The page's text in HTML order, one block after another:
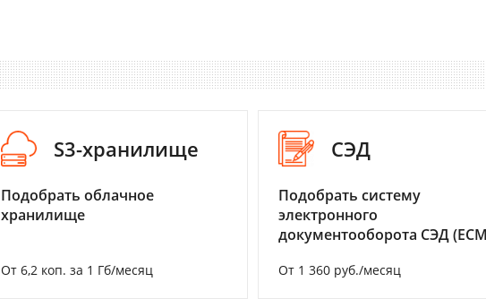
S3-хранилище
Подобрать облачное
хранилище
От 6,2 коп. за 1 Гб/месяц
СЭД
Подобрать систему
электронного
документооборота СЭД
От 1 360 руб./месяц